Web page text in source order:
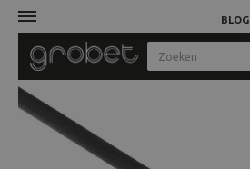
BLOG
Afdruk
Fotocamera